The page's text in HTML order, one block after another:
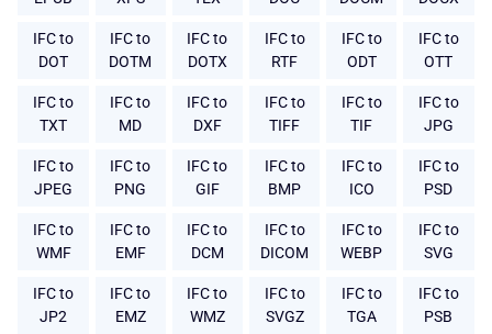
IFC to
DOT
IFC to
DOTM
IFC to
DOTX
IFC to
RTF
IFC to
ODT
IFC to
OTT
IFC to
TXT
IFC to
MD
IFC to
DXF
IFC to
TIFF
IFC to
TIF
IFC to
JPG
IFC to
JPEG
IFC to
PNG
IFC to
GIF
IFC to
BMP
IFC to
ICO
IFC to
PSD
IFC to
WMF
IFC to
EMF
IFC to
DCM
IFC to
DICOM
IFC to
WEBP
IFC to
SVG
IFC to
JP2
IFC to
EMZ
IFC to
WMZ
IFC to
SVGZ
IFC to
TGA
IFC to
PSB